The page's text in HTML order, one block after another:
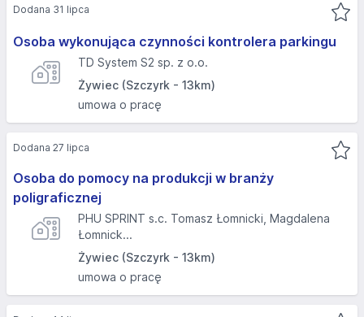
Osoba wykonująca czynności kontrolera parkingu
TD System S2 sp. z o.o.
Żywiec (Szczyrk - 13km)
umowa o pracę
Dodana 31 lipca
Osoba do pomocy na produkcji w branży
poligraficznej
PHU SPRINT s.c. Tomasz Łomnicki, Magdalena
Łomnick...
Żywiec (Szczyrk - 13km)
umowa o pracę
Dodana 27 lipca